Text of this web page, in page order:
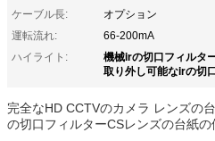
ケーブル長:
オプション
運転流れ:
66-200mA
ハイライト:
機械irの切口フィルタ
取り外し可能なirの切
完全なHD CCTVのカメラ レンズの
の切口フィルターCSレンズの台紙